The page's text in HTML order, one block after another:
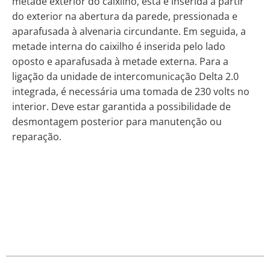
do exterior na abertura da parede, pressionada e
aparafusada à alvenaria circundante. Em seguida, a
metade interna do caixilho é inserida pelo lado
oposto e aparafusada à metade externa. Para a
ligação da unidade de intercomunicação Delta 2.0
integrada, é necessária uma tomada de 230 volts no
interior. Deve estar garantida a possibilidade de
desmontagem posterior para manutenção ou
reparação.